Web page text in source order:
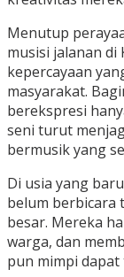
Menutup
musisi jalanan
kepercayaan
masyarakat.
berekspresi
seni turut
bermusik yang
Di usia yang
belum
besar. Mereka
warga, dan
pun mimpi